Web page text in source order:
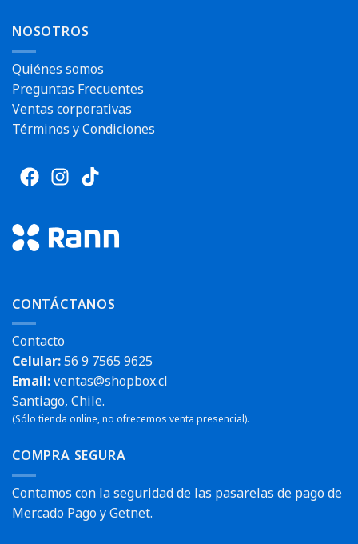
NOSOTROS
Quiénes somos
Preguntas Frecuentes
Ventas corporativas
Términos y Condiciones
CONTÁCTANOS
Contacto
Celular:56 9 7565 9625
Email:ventas@shopbox.cl
Santiago, Chile.
(Sólo tienda online, no ofrecemos venta presencial).
COMPRA SEGURA
Contamos con la seguridad de las pasarelas de pago de
Mercado Pago y Getnet.